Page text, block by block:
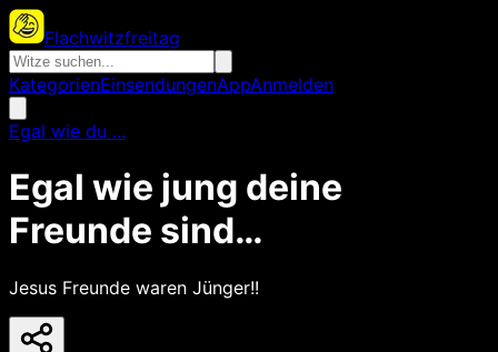
Flachwitzfreitag
KategorienEinsendungenAppAnmelden
Egal wie du ...
Egal wie jung deine
Freunde sind…
Jesus Freunde waren Jünger!!